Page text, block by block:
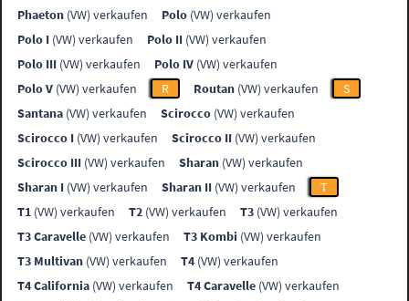
Phaeton (VW) verkaufen Polo (VW) verkaufen
Polo I (VW) verkaufen Polo II (VW) verkaufen
Polo III (VW) verkaufen Polo IV (VW) verkaufen
Polo V (VW) verkaufen R Routan (VW) verkaufen
S
Santana (VW) verkaufen Scirocco (VW) verkaufen
Scirocco I (VW) verkaufen Scirocco II (VW) verkaufen
Scirocco III (VW) verkaufen Sharan (VW) verkaufen
Sharan I (VW) verkaufen Sharan II (VW) verkaufen
T
T1 (VW) verkaufen T2 (VW) verkaufen T3 (VW) verkaufen
T3 Caravelle (VW) verkaufen T3 Kombi (VW) verkaufen
T3 Multivan (VW) verkaufen T4 (VW) verkaufen
T4 California (VW) verkaufen T4 Caravelle (VW) verkaufen